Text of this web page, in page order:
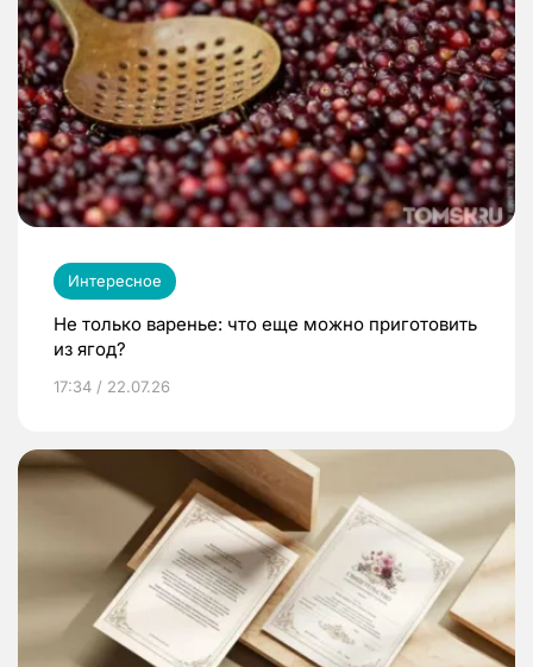
Интересное
Не только варенье: что еще можно приготовить
из ягод?
17:34 / 22.07.26